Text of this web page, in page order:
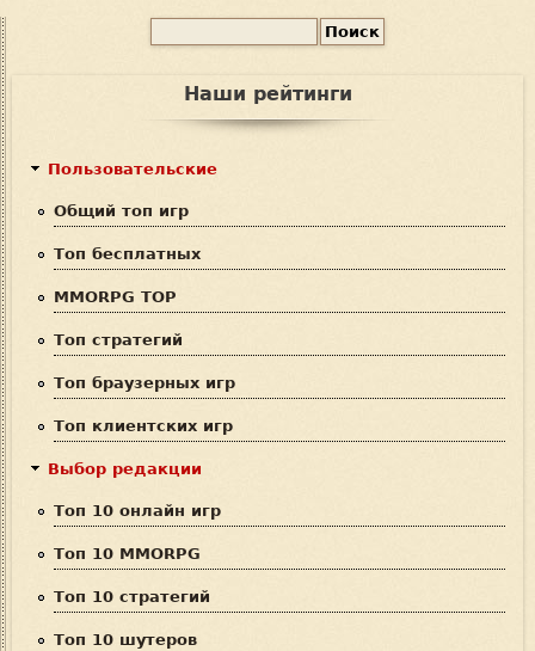
Наши рейтинги
Пользовательские
Общий топ игр
Топ бесплатных
MMORPG TOP
Топ стратегий
Топ браузерных игр
Топ клиентских игр
Выбор редакции
Топ 10 онлайн игр
Топ 10 MMORPG
Топ 10 стратегий
Топ 10 шутеров